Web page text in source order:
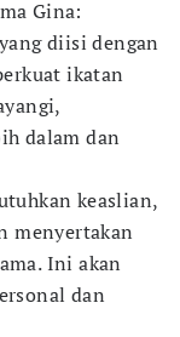
Gina:
diisi dengan
ikatan
dalam dan
keaslian,
menyertakan
Ini akan
dan